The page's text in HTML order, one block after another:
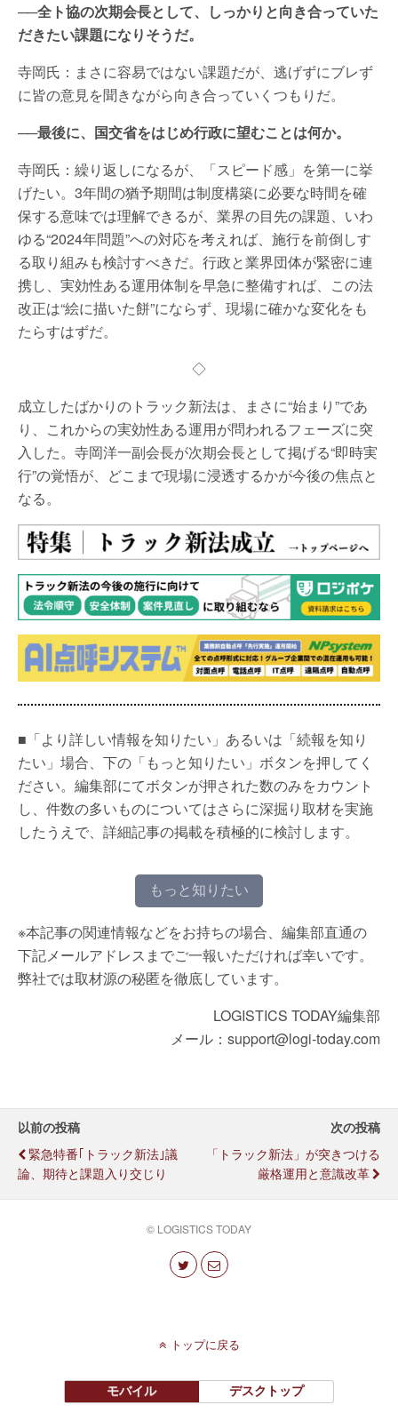
──全ト協の次期会長として、しっかりと向き合っていた
だきたい課題になりそうだ。
寺岡氏：まさに容易ではない課題だが、逃げずにブレず
に皆の意見を聞きながら向き合っていくつもりだ。
──最後に、国交省をはじめ行政に望むことは何か。
寺岡氏：繰り返しになるが、「スピード感」を第一に挙
げたい。3年間の猶予期間は制度構築に必要な時間を確
保する意味では理解できるが、業界の目先の課題、いわ
ゆる“2024年問題”への対応を考えれば、施行を前倒しす
る取り組みも検討すべきだ。行政と業界団体が緊密に連
携し、実効性ある運用体制を早急に整備すれば、この法
改正は“絵に描いた餅”にならず、現場に確かな変化をも
たらすはずだ。
◇
成立したばかりのトラック新法は、まさに“始まり”であ
り、これからの実効性ある運用が問われるフェーズに突
入した。寺岡洋一副会長が次期会長として掲げる“即時実
行”の覚悟が、どこまで現場に浸透するかが今後の焦点と
なる。
■「より詳しい情報を知りたい」あるいは「続報を知り
たい」場合、下の「もっと知りたい」ボタンを押してく
ださい。編集部にてボタンが押された数のみをカウント
し、件数の多いものについてはさらに深掘り取材を実施
したうえで、詳細記事の掲載を積極的に検討します。
もっと知りたい
※本記事の関連情報などをお持ちの場合、編集部直通の
下記メールアドレスまでご一報いただければ幸いです。
弊社では取材源の秘匿を徹底しています。
LOGISTICS TODAY編集部
メール：support@logi-today.com
以前の投稿
緊急特番｢トラック新法｣議
論、期待と課題入り交じり
次の投稿
「トラック新法」が突きつける
厳格運用と意識改革
© LOGISTICS TODAY
トップに戻る
モバイル デスクトップ